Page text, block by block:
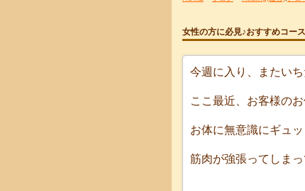
女性の方に必見♪おすすめコース
今週に入り、またい
ここ最近、お客様のお
お体に無意識にギュッ
筋肉が強張ってしま